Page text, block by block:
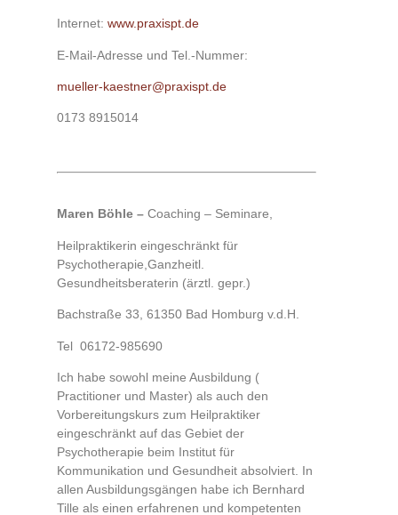
Internet: www.praxispt.de
E-Mail-Adresse und Tel.-Nummer:
mueller-kaestner@praxispt.de
0173 8915014
Maren Böhle –Coaching – Seminare,
Heilpraktikerin eingeschränkt für
Psychotherapie,Ganzheitl.
Gesundheitsberaterin (ärztl. gepr.)
Bachstraße 33, 61350 Bad Homburg v.d.H.
Tel 06172-985690
Ich habe sowohl meine Ausbildung (
Practitioner und Master) als auch den
Vorbereitungskurs zum Heilpraktiker
eingeschränkt auf das Gebiet der
Psychotherapie beim Institut für
Kommunikation und Gesundheit absolviert. In
allen Ausbildungsgängen habe ich Bernhard
Tille als einen erfahrenen und kompetenten